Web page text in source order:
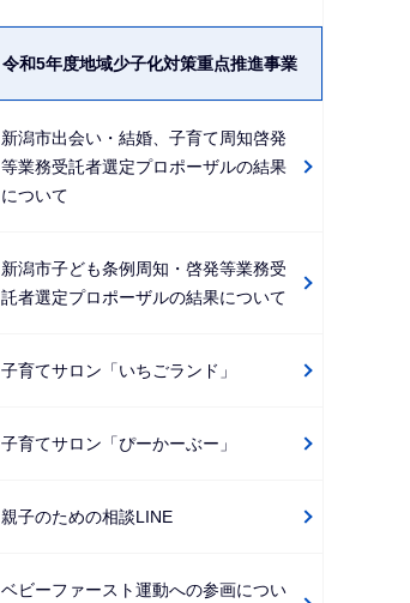
令和5年度地域少子化対策重点推進事業
新潟市出会い・結婚、子育て周知啓発
等業務受託者選定プロポーザルの結果
について
新潟市子ども条例周知・啓発等業務受
託者選定プロポーザルの結果について
子育てサロン「いちごランド」
子育てサロン「ぴーかーぶー」
親子のための相談LINE
ベビーファースト運動への参画につい